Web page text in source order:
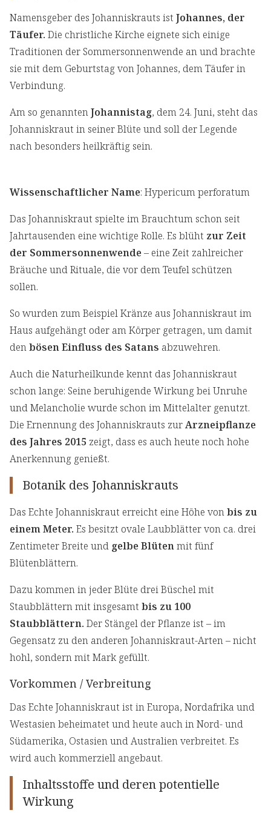
Namensgeber des Johanniskrauts ist Johannes, der
Täufer. Die christliche Kirche eignete sich einige
Traditionen der Sommersonnenwende an und brachte
sie mit dem Geburtstag von Johannes, dem Täufer in
Verbindung.
Am so genanntenJohannistag, dem 24. Juni, steht das
Johanniskraut in seiner Blüte und soll der Legende
nach besonders heilkräftig sein.
Wissenschaftlicher Name: Hypericum perforatum
Das Johanniskraut spielte im Brauchtum schon seit
Jahrtausenden eine wichtige Rolle. Es blüht zur Zeit
der Sommersonnenwende– eine Zeit zahlreicher
Bräuche und Rituale, die vor dem Teufel schützen
sollen.
So wurden zum Beispiel Kränze aus Johanniskraut im
Haus aufgehängt oder am Körper getragen, um damit
denbösen Einfluss des Satans abzuwehren.
Auch die Naturheilkunde kennt das Johanniskraut
schon lange: Seine beruhigende Wirkung bei Unruhe
und Melancholie wurde schon im Mittelalter genutzt.
Die Ernennung des Johanniskrauts zurArzneipflanze
des Jahres 2015 zeigt, dass es auch heute noch hohe
Anerkennung genießt.
Botanik des Johanniskrauts
Das Echte Johanniskraut erreicht eine Höhe vonbis zu
einem Meter. Es besitzt ovale Laubblätter von ca. drei
Zentimeter Breite und gelbe Blütenmit fünf
Blütenblättern.
Dazu kommen in jeder Blüte drei Büschel mit
Staubblättern mit insgesamt bis zu 100
Staubblättern. Der Stängel der Pflanze ist – im
Gegensatz zu den anderen Johanniskraut-Arten – nicht
hohl, sondern mit Mark gefüllt.
Vorkommen / Verbreitung
Das Echte Johanniskraut ist in Europa, Nordafrika und
Westasien beheimatet und heute auch in Nord- und
Südamerika, Ostasien und Australien verbreitet. Es
wird auch kommerziell angebaut.
Inhaltsstoffe und deren potentielle
Wirkung